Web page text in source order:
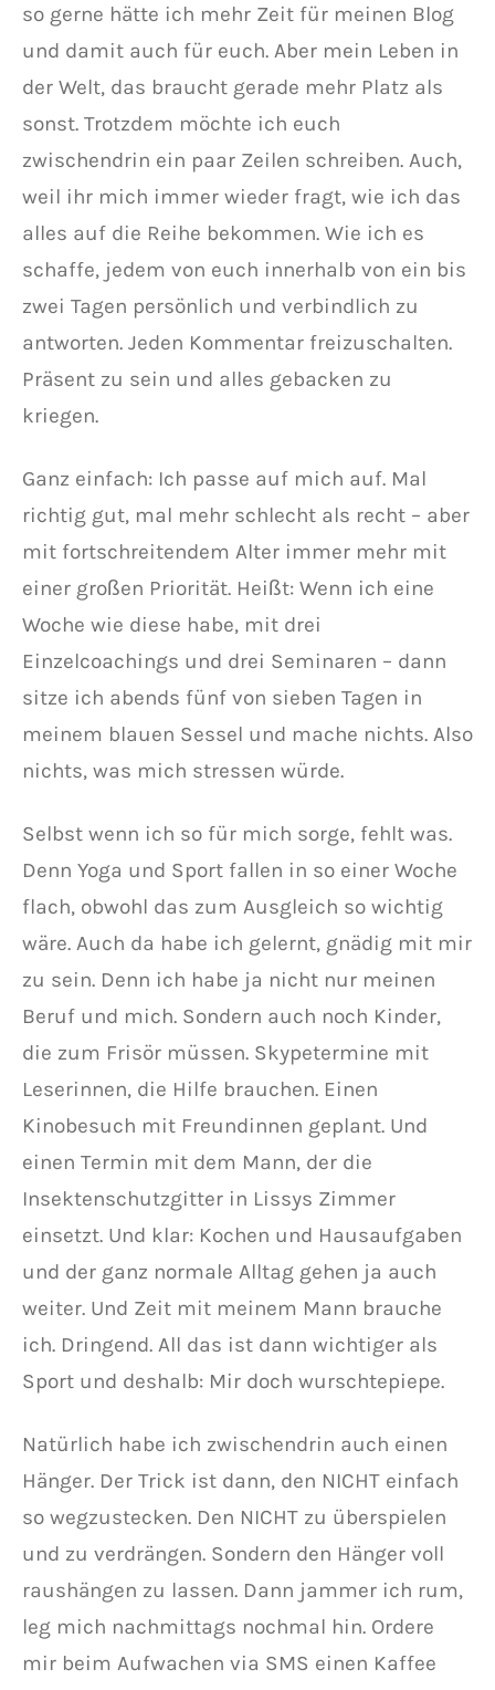
so gerne hätte ich mehr Zeit für meinen Blog
und damit auch für euch. Aber mein Leben in
der Welt, das braucht gerade mehr Platz als
sonst. Trotzdem möchte ich euch
zwischendrin ein paar Zeilen schreiben. Auch,
weil ihr mich immer wieder fragt, wie ich das
alles auf die Reihe bekommen. Wie ich es
schaffe, jedem von euch innerhalb von ein bis
zwei Tagen persönlich und verbindlich zu
antworten. Jeden Kommentar freizuschalten.
Präsent zu sein und alles gebacken zu
kriegen.
Ganz einfach: Ich passe auf mich auf. Mal
richtig gut, mal mehr schlecht als recht – aber
mit fortschreitendem Alter immer mehr mit
einer großen Priorität. Heißt: Wenn ich eine
Woche wie diese habe, mit drei
Einzelcoachings und drei Seminaren – dann
sitze ich abends fünf von sieben Tagen in
meinem blauen Sessel und mache nichts. Also
nichts, was mich stressen würde.
Selbst wenn ich so für mich sorge, fehlt was.
Denn Yoga und Sport fallen in so einer Woche
flach, obwohl das zum Ausgleich so wichtig
wäre. Auch da habe ich gelernt, gnädig mit mir
zu sein. Denn ich habe ja nicht nur meinen
Beruf und mich. Sondern auch noch Kinder,
die zum Frisör müssen. Skypetermine mit
Leserinnen, die Hilfe brauchen. Einen
Kinobesuch mit Freundinnen geplant. Und
einen Termin mit dem Mann, der die
Insektenschutzgitter in Lissys Zimmer
einsetzt. Und klar: Kochen und Hausaufgaben
und der ganz normale Alltag gehen ja auch
weiter. Und Zeit mit meinem Mann brauche
ich. Dringend. All das ist dann wichtiger als
Sport und deshalb: Mir doch wurschtepiepe.
Natürlich habe ich zwischendrin auch einen
Hänger. Der Trick ist dann, den NICHT einfach
so wegzustecken. Den NICHT zu überspielen
und zu verdrängen. Sondern den Hänger voll
raushängen zu lassen. Dann jammer ich rum,
leg mich nachmittags nochmal hin. Ordere
mir beim Aufwachen via SMS einen Kaffee